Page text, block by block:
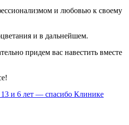
и любовью к своему
и в дальнейшем.
придем вас навестить вместе